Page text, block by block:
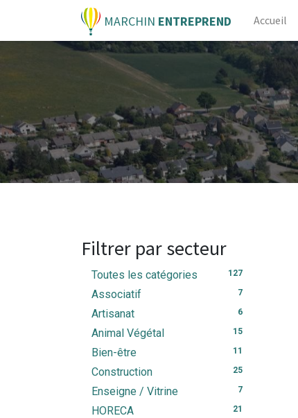
MARCHIN ENTREPREND Accueil
Filtrer par secteur
127
Toutes les catégories
7
Associatif
6
Artisanat
15
Animal Végétal
11
Bien-être
25
Construction
7
Enseigne / Vitrine
21
HORECA